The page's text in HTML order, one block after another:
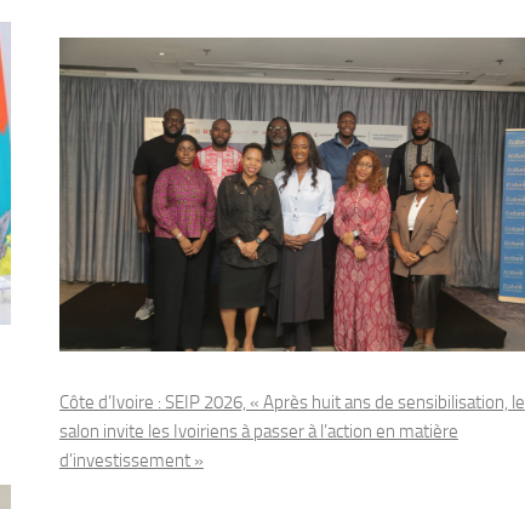
Côte d’Ivoire : SEIP 2026, « Après huit ans de sensibilisation, le
salon invite les Ivoiriens à passer à l’action en matière
d’investissement »